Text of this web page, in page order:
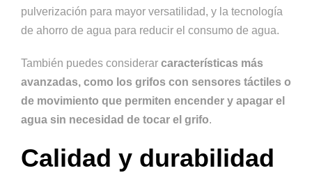
pulverización para mayor versatilidad, y la tecnología
de ahorro de agua para reducir el consumo de agua.
También puedes considerar características más
avanzadas, como los grifos con sensores táctiles o
de movimiento que permiten encender y apagar el
agua sin necesidad de tocar el grifo.
Calidad y durabilidad